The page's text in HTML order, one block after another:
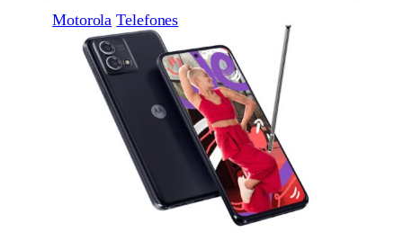
Motorola Telefones